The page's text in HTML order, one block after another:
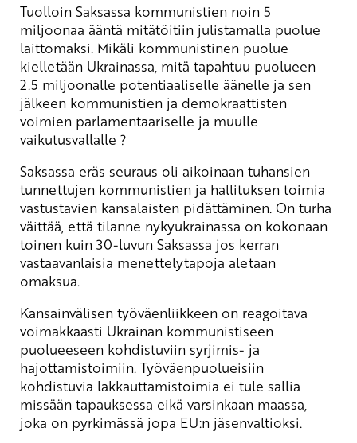
Tuolloin Saksassa kommunistien noin 5
miljoonaa ääntä mitätöitiin julistamalla puolue
laittomaksi. Mikäli kommunistinen puolue
kielletään Ukrainassa, mitä tapahtuu puolueen
2.5 miljoonalle potentiaaliselle äänelle ja sen
jälkeen kommunistien ja demokraattisten
voimien parlamentaariselle ja muulle
vaikutusvallalle ?
Saksassa eräs seuraus oli aikoinaan tuhansien
tunnettujen kommunistien ja hallituksen toimia
vastustavien kansalaisten pidättäminen. On turha
väittää, että tilanne nykyukrainassa on kokonaan
toinen kuin 30-luvun Saksassa jos kerran
vastaavanlaisia menettelytapoja aletaan
omaksua.
Kansainvälisen työväenliikkeen on reagoitava
voimakkaasti Ukrainan kommunistiseen
puolueeseen kohdistuviin syrjimis- ja
hajottamistoimiin. Työväenpuolueisiin
kohdistuvia lakkauttamistoimia ei tule sallia
missään tapauksessa eikä varsinkaan maassa,
joka on pyrkimässä jopa EU:n jäsenvaltioksi.